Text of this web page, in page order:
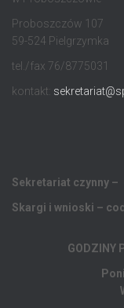
Proboszczów 107
59-524 Pielgrzymka
tel./fax 76/8775031
kontakt:
Sekretariat czynny –
Skargi i wnioski –
GODZINY